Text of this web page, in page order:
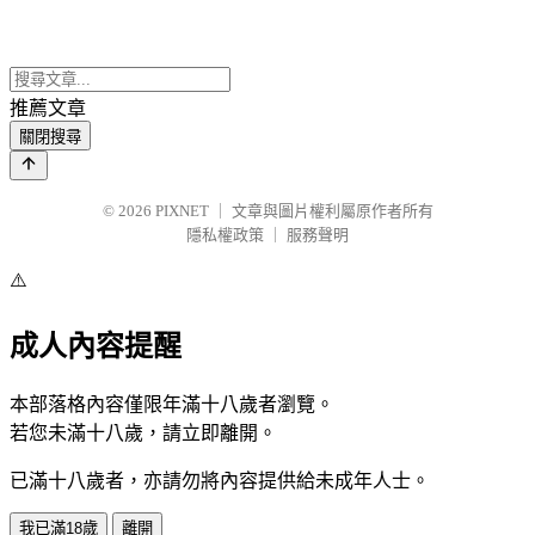
推薦文章
關閉搜尋
© 2026 PIXNET
文章與圖片權利屬原作者所有
隱私權政策
服務聲明
⚠️
成人內容提醒
本部落格內容僅限年滿十八歲者瀏覽。
若您未滿十八歲，請立即離開。
已滿十八歲者，亦請勿將內容提供給未成年人士。
我已滿18歲 離開